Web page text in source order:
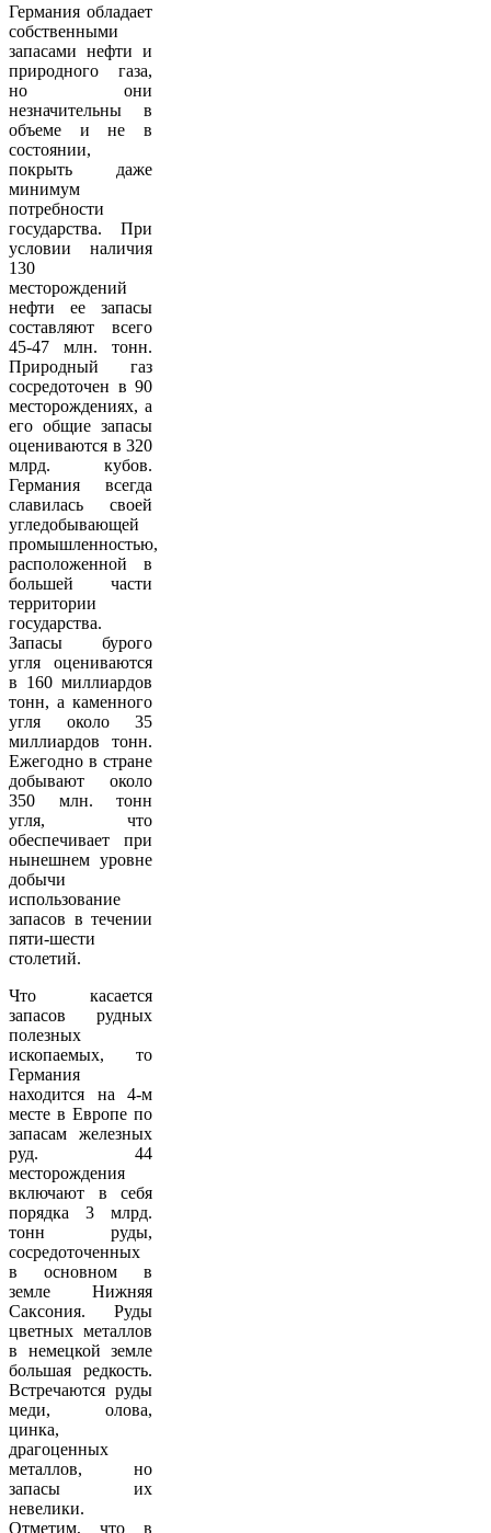
Германия обладает
собственными
запасами нефти и
природного газа,
но они
незначительны в
объеме и не в
состоянии,
покрыть даже
минимум
потребности
государства. При
условии наличия
130
месторождений
нефти ее запасы
составляют всего
45-47 млн. тонн.
Природный газ
сосредоточен в 90
месторождениях, а
его общие запасы
оцениваются в 320
млрд. кубов.
Германия всегда
славилась своей
угледобывающей
промышленностью,
расположенной в
большей части
территории
государства.
Запасы бурого
угля оцениваются
в 160 миллиардов
тонн, а каменного
угля около 35
миллиардов тонн.
Ежегодно в стране
добывают около
350 млн. тонн
угля, что
обеспечивает при
нынешнем уровне
добычи
использование
запасов в течении
пяти-шести
столетий.
Что касается
запасов рудных
полезных
ископаемых, то
Германия
находится на 4-м
месте в Европе по
запасам железных
руд. 44
месторождения
включают в себя
порядка 3 млрд.
тонн руды,
сосредоточенных
в основном в
земле Нижняя
Саксония. Руды
цветных металлов
в немецкой земле
большая редкость.
Встречаются руды
меди, олова,
цинка,
драгоценных
металлов, но
запасы их
невелики.
Отметим, что в